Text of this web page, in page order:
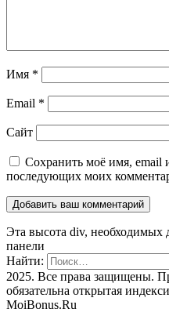
Имя *
Email *
Сайт
Сохранить моё имя, email
последующих моих
Эта высота div, необходимых
панели
Найти:
2025. Все права защищены.
обязательна открытая
MoiBonus.Ru